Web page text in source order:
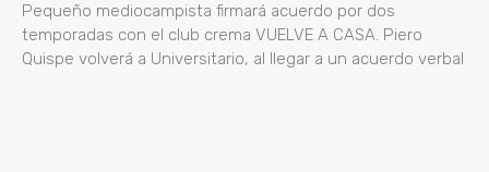
Pequeño mediocampista firmará acuerdo por dos
temporadas con el club crema VUELVE A CASA. Piero
Quispe volverá a Universitario, al llegar a un acuerdo verbal